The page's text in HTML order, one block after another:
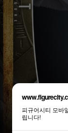
피규어시티 모바
립니다!